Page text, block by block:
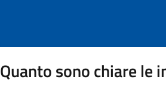
Quanto sono chiare le